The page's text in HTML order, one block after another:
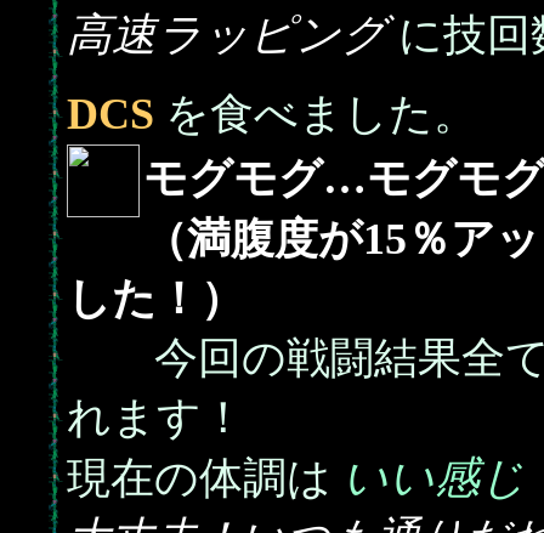
高速ラッピングに技回
DCS を食べました。
モグモグ…モグモ
（満腹度が15％ア
した！）
今回の戦闘結果全
れます！
現在の体調は いい感じ